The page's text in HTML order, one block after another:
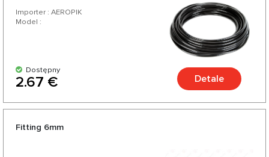
Importer : AEROPIK
Model :
Dostępny
2.67 € Detale
Fitting 6mm